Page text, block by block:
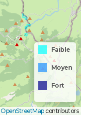
Faible
Moyen
Fort
OpenStreetMapcontributors